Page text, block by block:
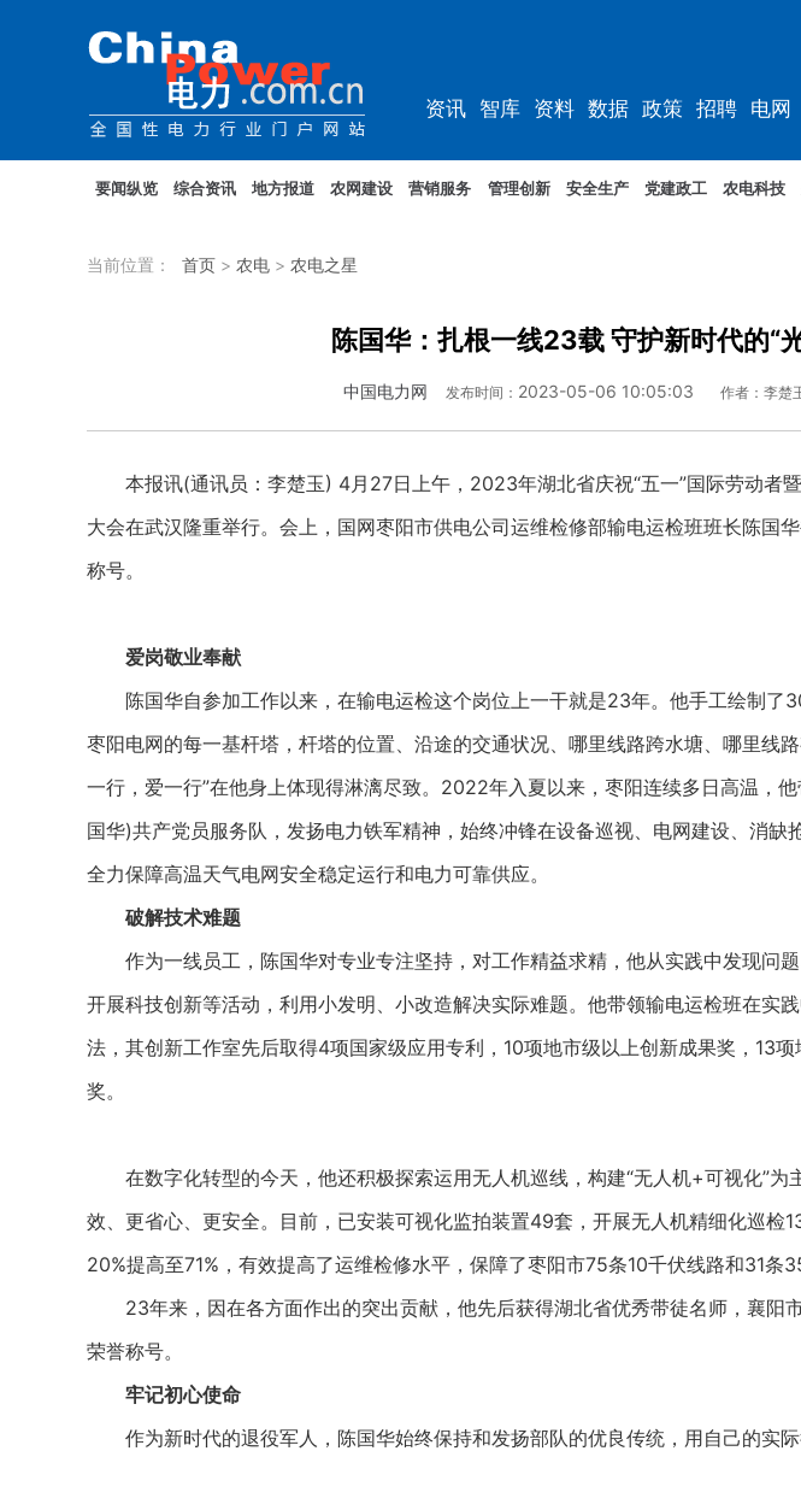
资讯 智库 资料 数据 政策 招聘 电网
要闻纵览 综合资讯 地方报道 农网建设 营销服务 管理创新 安全生产 党建政工 农电科技
当前位置： 首页 > 农电 > 农电之星
陈国华：扎根一线23载 守护新时代的“
中国电力网 发布时间： 2023-05-06 10:05:03 作者：李楚
本报讯(通讯员：李楚玉) 4月27日上午，2023年湖北省庆祝“五一”国际劳动者
大会在武汉隆重举行。会上，国网枣阳市供电公司运维检修部输电运检班班长陈国
称号。
爱岗敬业奉献
陈国华自参加工作以来，在输电运检这个岗位上一干就是23年。他手工绘制了
枣阳电网的每一基杆塔，杆塔的位置、沿途的交通状况、哪里线路跨水塘、哪里线
一行，爱一行”在他身上体现得淋漓尽致。2022年入夏以来，枣阳连续多日高温，
国华)共产党员服务队，发扬电力铁军精神，始终冲锋在设备巡视、电网建设、消缺
全力保障高温天气电网安全稳定运行和电力可靠供应。
破解技术难题
作为一线员工，陈国华对专业专注坚持，对工作精益求精，他从实践中发现问题
开展科技创新等活动，利用小发明、小改造解决实际难题。他带领输电运检班在实
法，其创新工作室先后取得4项国家级应用专利，10项地市级以上创新成果奖，13
奖。
在数字化转型的今天，他还积极探索运用无人机巡线，构建“无人机+可视化”为
效、更省心、更安全。目前，已安装可视化监拍装置49套，开展无人机精细化巡检
20%提高至71%，有效提高了运维检修水平，保障了枣阳市75条10千伏线路和31条
23年来，因在各方面作出的突出贡献，他先后获得湖北省优秀带徒名师，襄阳
荣誉称号。
牢记初心使命
作为新时代的退役军人，陈国华始终保持和发扬部队的优良传统，用自己的实际